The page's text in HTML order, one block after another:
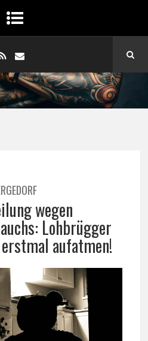
wegen
Lohbrügger
aufatmen!